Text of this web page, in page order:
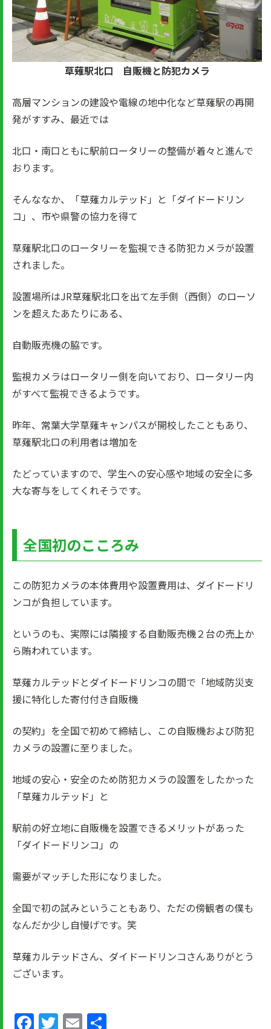
草薙駅北口 自販機と防犯カメラ
高層マンションの建設や電線の地中化など草薙駅の再開
発がすすみ、最近では
北口・南口ともに駅前ロータリーの整備が着々と進んで
おります。
そんななか、「草薙カルテッド」と「ダイドードリン
コ」、市や県警の協力を得て
草薙駅北口のロータリーを監視できる防犯カメラが設置
されました。
設置場所はJR草薙駅北口を出て左手側（西側）のローソ
ンを超えたあたりにある、
自動販売機の脇です。
監視カメラはロータリー側を向いており、ロータリー内
がすべて監視できるようです。
昨年、常葉大学草薙キャンパスが開校したこともあり、
草薙駅北口の利用者は増加を
たどっていますので、学生への安心感や地域の安全に多
大な寄与をしてくれそうです。
全国初のこころみ
この防犯カメラの本体費用や設置費用は、ダイドードリ
ンコが負担しています。
というのも、実際には隣接する自動販売機２台の売上か
ら賄われています。
草薙カルテッドとダイドードリンコの間で「地域防災支
援に特化した寄付付き自販機
の契約」を全国で初めて締結し、この自販機および防犯
カメラの設置に至りました。
地域の安心・安全のため防犯カメラの設置をしたかった
「草薙カルテッド」と
駅前の好立地に自販機を設置できるメリットがあった
「ダイドードリンコ」の
需要がマッチした形になりました。
全国で初の試みということもあり、ただの傍観者の僕も
なんだか少し自慢げです。笑
草薙カルテッドさん、ダイドードリンコさんありがとう
ございます。
Facebook
Twitter
Email